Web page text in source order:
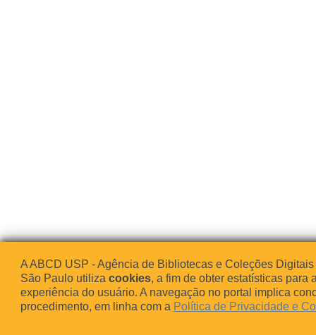
A ABCD USP - Agência de Bibliotecas e Coleções
São Paulo utiliza cookies, a fim de obter estatísticas para
experiência do usuário. A navegação no portal implica
procedimento, em linha com a Política de Privacidade e